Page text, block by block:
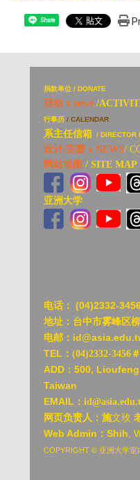
Share
捐款单位 / DONATE
活动 x news /
行事历 / CALENDAR
系主任信箱 / DIRECTOR
设计/竞赛 x NEWS/
网站地图 / SITE MAP
亚洲大学
电话： (04)2332-
地址：台中市雾峰区
电邮：
TEL： (04)2332-3456
ADD： 500,
Taiwan
EMAIL：
网页负责人：施文玫
Web Admin：Shih ,
COPYRIGHT © 亚洲大学室